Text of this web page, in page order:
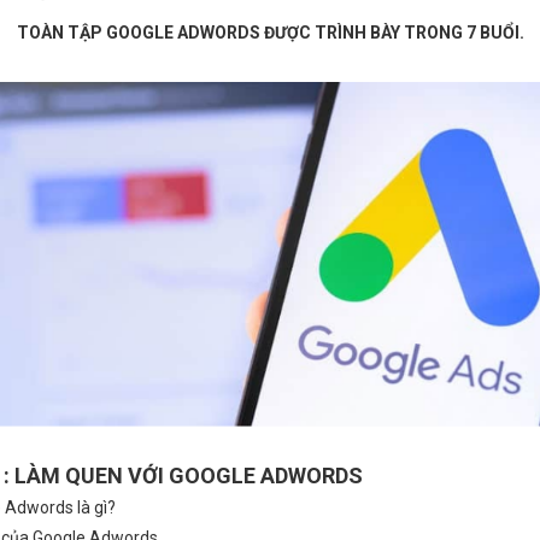
TOÀN TẬP GOOGLE ADWORDS ĐƯỢC TRÌNH BÀY TRONG 7 BUỔI.
LÀM QUEN VỚI GOOGLE ADWORDS
Adwords là gì?
27 Ngày Vượt Qua “Ám Ảnh”
Hành trình “Lột Xác” kinh
truyền thống sang online của
mù tịt về công nghệ